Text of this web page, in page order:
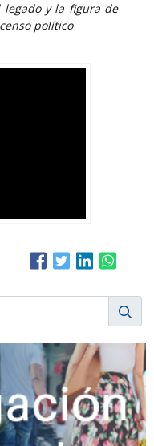
y la figura de
político